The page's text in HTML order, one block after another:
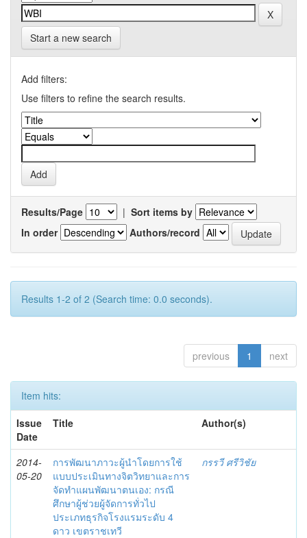
Start a new search
Add filters:
Use filters to refine the search results.
Results/Page | Sort items by
In order
Authors/record
Results 1-2 of 2 (Search time: 0.0 seconds).
previous 1 next
Item hits:
Issue
Date
Title Author(s)
2014-
05-20
การพัฒนาภาวะผู้นำโดยการใช้
แบบประเมินทางจิตวิทยาและการ
จัดทำแผนพัฒนาตนเอง: กรณี
ศึกษาผู้ช่วยผู้จัดการทั่วไป
ประเภทธุรกิจโรงแรมระดับ 4
ดาว เขตราชเทวี
กรรวี ศรีวิชัย